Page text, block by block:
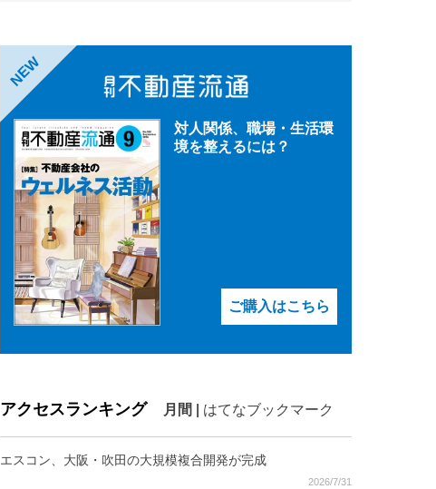
NEW
対人関係、職場・生活環
境を整えるには？
ご購入はこちら
アクセスランキング 月間 はてなブックマーク
エスコン、大阪・吹田の大規模複合開発が完成
2026/7/31